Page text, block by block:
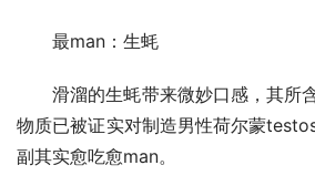
最man：生蚝
滑溜的生蚝带来微妙口感，其所
物质已被证实对制造男性荷尔蒙
副其实愈吃愈man。